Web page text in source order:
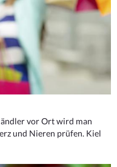
vor Ort wird man
und Nieren prüfen. Kiel